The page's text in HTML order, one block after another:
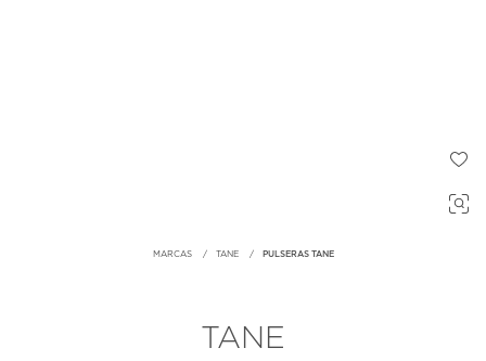
MARCAS TANE PULSERAS TANE
TANE